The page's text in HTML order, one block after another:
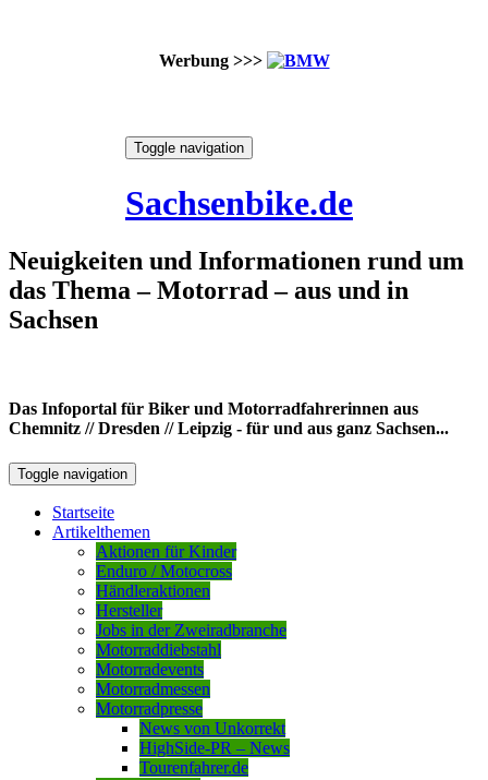
Werbung >>>
Toggle navigation
Sachsenbike.de
Neuigkeiten und Informationen rund um
das Thema – Motorrad – aus und in
Sachsen
Das Infoportal für Biker und Motorradfahrerinnen aus
Chemnitz // Dresden // Leipzig - für und aus ganz Sachsen...
Toggle navigation
Startseite
Artikelthemen
Aktionen für Kinder
Enduro / Motocross
Händleraktionen
Hersteller
Jobs in der Zweiradbranche
Motorraddiebstahl
Motorradevents
Motorradmessen
Motorradpresse
News von Unkorrekt
HighSide-PR – News
Tourenfahrer.de